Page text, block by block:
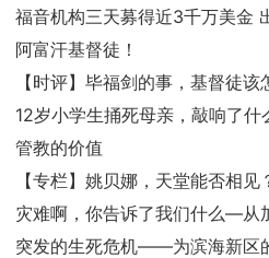
福音机构三天募得近3千万美金
阿富汗基督徒！
【时评】毕福剑的事，基督徒该
12岁小学生捅死母亲，敲响了
管教的价值
【专栏】姚贝娜，天堂能否相见
灾难啊，你告诉了我们什么—从
突发的生死危机——为滨海新区